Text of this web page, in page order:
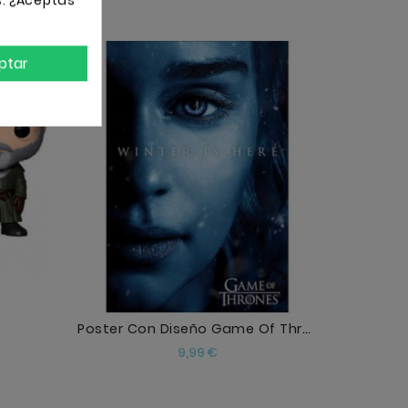
Poster Con Diseño Game Of Thrones Winter Is Here
9,99 €Precio
AÑADIR